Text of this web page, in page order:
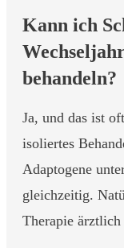
Kann ich
behandeln?
Ja, und das ist
isoliertes
Adaptogene
gleichzeitig.
Therapie